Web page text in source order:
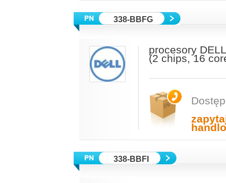
338-BBFG
procesory
(2 chips, 16
338-BBFI